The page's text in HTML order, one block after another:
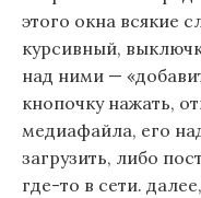
этого окна всякие
курсивный,
над ними —
кнопочку нажать,
медиафайла, его
загрузить, либо
где-то в сети.